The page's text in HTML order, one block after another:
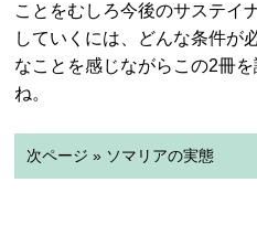
ことをむしろ今後のサステイ
していくには、どんな条件が
なことを感じながらこの2冊
ね。
次ページ » ソマリアの実態